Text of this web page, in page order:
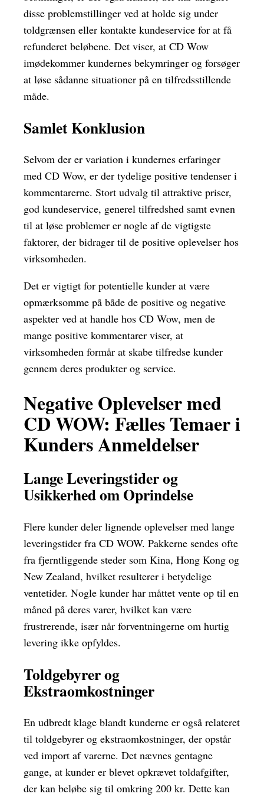
disse problemstillinger ved at holde sig under
toldgrænsen eller kontakte kundeservice for at få
refunderet beløbene. Det viser, at CD Wow
imødekommer kundernes bekymringer og forsøger
at løse sådanne situationer på en tilfredsstillende
måde.
Samlet Konklusion
Selvom der er variation i kundernes erfaringer
med CD Wow, er der tydelige positive tendenser i
kommentarerne. Stort udvalg til attraktive priser,
god kundeservice, generel tilfredshed samt evnen
til at løse problemer er nogle af de vigtigste
faktorer, der bidrager til de positive oplevelser hos
virksomheden.
Det er vigtigt for potentielle kunder at være
opmærksomme på både de positive og negative
aspekter ved at handle hos CD Wow, men de
mange positive kommentarer viser, at
virksomheden formår at skabe tilfredse kunder
gennem deres produkter og service.
Negative Oplevelser med
CD WOW: Fælles Temaer i
Kunders Anmeldelser
Lange Leveringstider og
Usikkerhed om Oprindelse
Flere kunder deler lignende oplevelser med lange
leveringstider fra CD WOW. Pakkerne sendes ofte
fra fjerntliggende steder som Kina, Hong Kong og
New Zealand, hvilket resulterer i betydelige
ventetider. Nogle kunder har måttet vente op til en
måned på deres varer, hvilket kan være
frustrerende, især når forventningerne om hurtig
levering ikke opfyldes.
Toldgebyrer og
Ekstraomkostninger
En udbredt klage blandt kunderne er også relateret
til toldgebyrer og ekstraomkostninger, der opstår
ved import af varerne. Det nævnes gentagne
gange, at kunder er blevet opkrævet toldafgifter,
der kan beløbe sig til omkring 200 kr. Dette kan